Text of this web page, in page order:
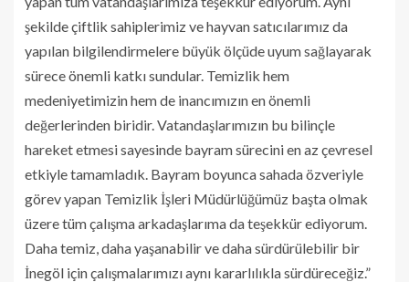
şekilde çiftlik sahiplerimiz ve hayvan satıcılarımız da
yapılan bilgilendirmelere büyük ölçüde uyum sağlayarak
sürece önemli katkı sundular. Temizlik hem
medeniyetimizin hem de inancımızın en önemli
değerlerinden biridir. Vatandaşlarımızın bu bilinçle
hareket etmesi sayesinde bayram sürecini en az çevresel
etkiyle tamamladık. Bayram boyunca sahada özveriyle
görev yapan Temizlik İşleri Müdürlüğümüz başta olmak
üzere tüm çalışma arkadaşlarıma da teşekkür ediyorum.
Daha temiz, daha yaşanabilir ve daha sürdürülebilir bir
İnegöl için çalışmalarımızı aynı kararlılıkla sürdüreceğiz.”